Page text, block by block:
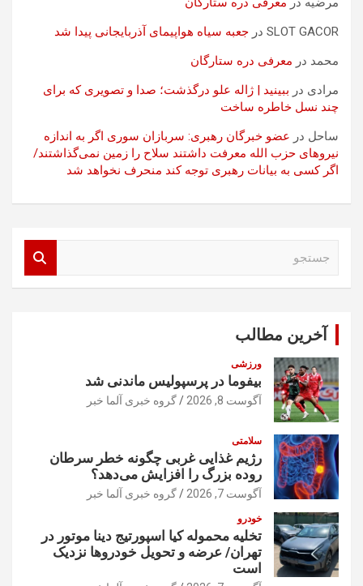
SLOT GACOR در جعبه سیاه هواپیمای آذربایجانی پیدا شد
محمد در معرفی دره ستارگان
مرادی در ببینید | ژاله علو درگذشت؛ صدا و تصویری که برای
چند نسل خاطره ساخت
ساحل در عضو خبرگان رهبری: سربازان سوری اگر به اندازه
نیروهای حزب الله معرفت داشتند سلاح را زمین نمی‌گذاشتند/
اگر کسی به بیانات رهبری توجه کند منحرف نخواهد شد
آخرین مطالب
ورزشی
بیفوما در پرسپولیس ماندنی شد
آگوست 8, 2026 گروه خبری آلما خبر
سلامتی
رژیم غذایی غربی چگونه خطر سرطان
روده بزرگ را افزایش می‌دهد؟
آگوست 7, 2026 گروه خبری آلما خبر
خودرو
تخلیه محموله کیا اسپورتیج دینا موتور در
تهران/ عرضه و تحویل خودروها نزدیک
است